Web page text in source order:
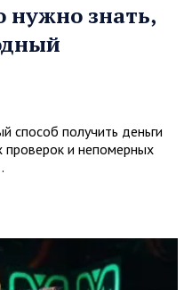
знать,
способ получить деньги
проверок и непомерных